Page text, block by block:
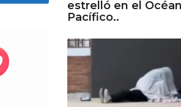
estrelló en el
Pacífico..